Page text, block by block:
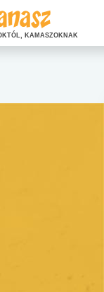
KAMASZOKNAK